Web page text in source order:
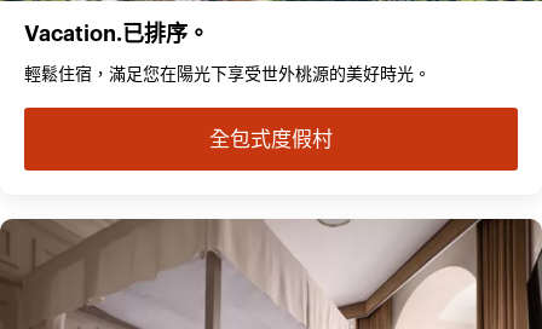
Vacation.已排序。
輕鬆住宿，滿足您在陽光下享受世外桃源的美好時光。
全包式度假村